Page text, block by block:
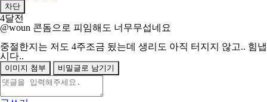
차단
4달전
@woun 콘돔으로 피임해도 너무무섭네요
중절한지는 저도 4주조금 됬는데 생리도 아직 터지지 않고.. 힘냅
시다..
이미지 첨부 비밀글로 남기기